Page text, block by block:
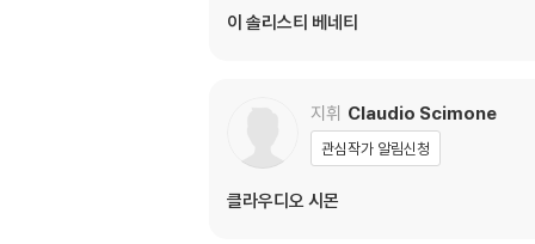
※ 디스크 외관 불량
※ 교환/반품 안내
1) 불량으로 인한 교환/반품 요청 시에는 불량
관련 사진과 동영상 및 재생 기기 모델명을 첨
이 솔리스티 베네티
지휘 Claudio Scimone
관심작가 알림신청
클라우디오 시몬